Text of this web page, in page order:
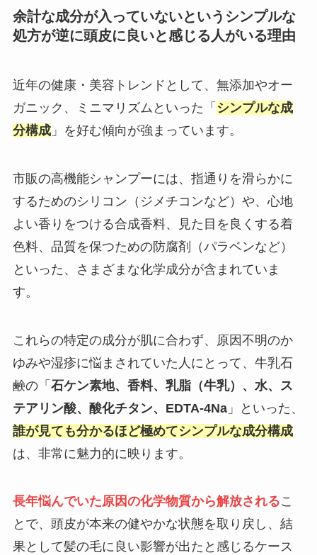
余計な成分が入っていないというシンプルな
処方が逆に頭皮に良いと感じる人がいる理由
近年の健康・美容トレンドとして、無添加やオー
ガニック、ミニマリズムといった「 シンプルな成
分構成」を好む傾向が強まっています。
市販の高機能シャンプーには、指通りを滑らかに
するためのシリコン（ジメチコンなど）や、心地
よい香りをつける合成香料、見た目を良くする着
色料、品質を保つための防腐剤（パラベンなど）
といった、さまざまな化学成分が含まれていま
す。
これらの特定の成分が肌に合わず、原因不明のか
ゆみや湿疹に悩まされていた人にとって、牛乳石
鹸の「 石ケン素地、香料、乳脂（牛乳）、水、ス
テアリン酸、酸化チタン、EDTA-4Na」といった、
誰が見ても分かるほど極めてシンプルな成分構成
は、非常に魅力的に映ります。
長年悩んでいた原因の化学物質から解放されるこ
とで、頭皮が本来の健やかな状態を取り戻し、結
果として髪の毛に良い影響が出たと感じるケース